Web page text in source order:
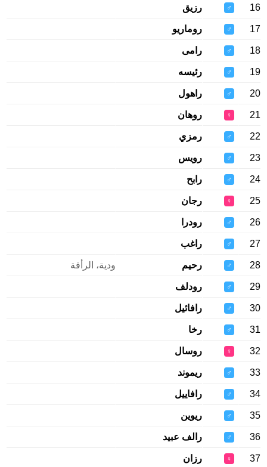
16
♂ رزيق
17
♂ روماريو
18
♂ رامى
19
♂ رئيسه
20
♂ راهول
21
♀ روهان
22
♂ رمزي
23
♂ رويس
24
♂ رابح
25
♀ رجان
26
♂ رودرا
27
♂ راغب
28
♂ رحيم ودية، الرأفة
29
♂ رودلف
30
♂ رافائيل
31
♂ رخا
32
♀ روسال
33
♂ ريموند
34
♂ رافاييل
35
♂ ريوين
36
♂ رالف عبيد
37
♀ رزان